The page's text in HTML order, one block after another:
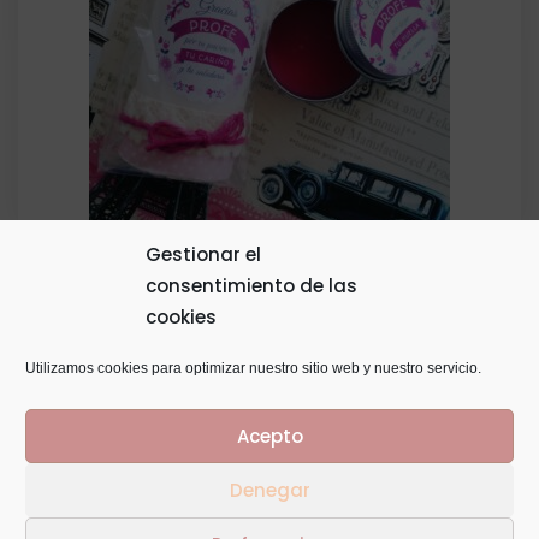
Gestionar el
consentimiento de las
cookies
Utilizamos cookies para optimizar nuestro sitio web y nuestro servicio.
Acepto
Denegar
Pack Bálsamo Lata 30gr + Vela
precio
original
era:
10,00€.
precio
actual
es:
8,00€.
© Copyright 2014GTaracido. Todos los derechos